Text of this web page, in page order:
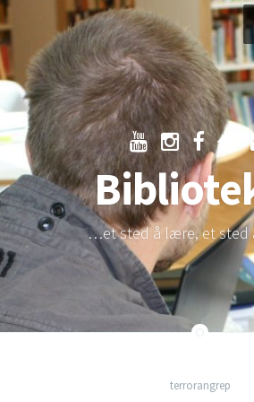
…et sted å lære, et
terrorangrep